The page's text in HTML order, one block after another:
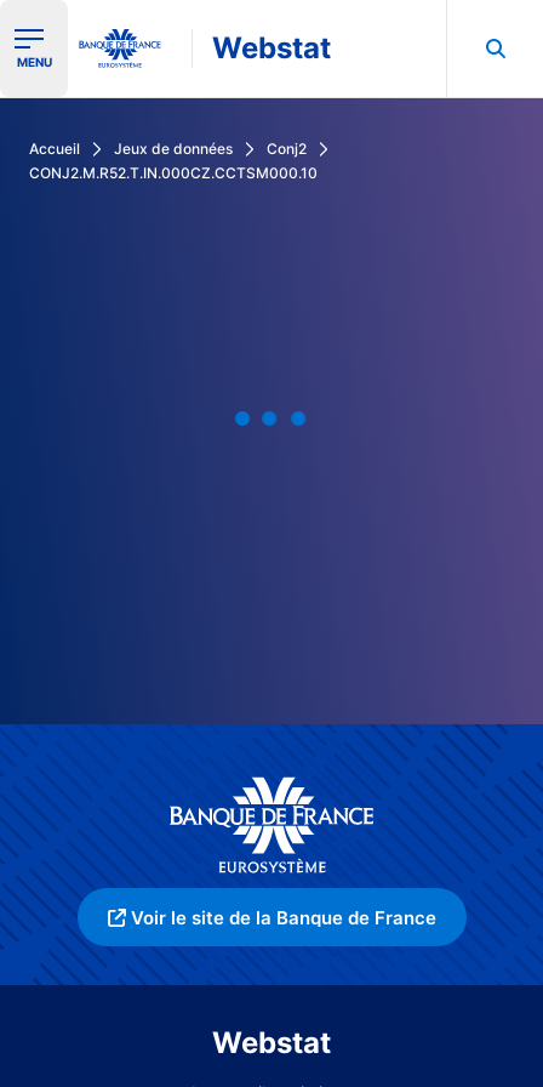
Ouvrir le menu de navigation
MENU Webstat
Accueil Jeux de données
Conj2
CONJ2.M.R52.T.IN.000CZ.CCTSM000.10
Voir le site de la Banque de France
Webstat